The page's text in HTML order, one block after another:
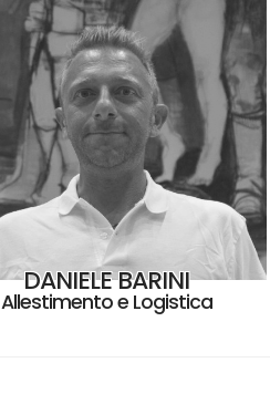
DANIELE BARINI
Allestimento e Logistica